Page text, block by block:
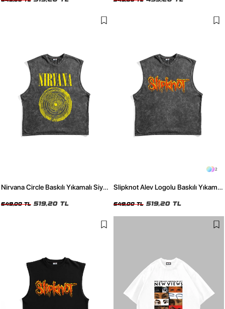
Nirvana Circle Baskılı Yıkamalı Siyah
649,00 TL 519,20 TL
2
Slipknot Alev Logolu Baskılı Yıkamalı
649,00 TL 519,20 TL